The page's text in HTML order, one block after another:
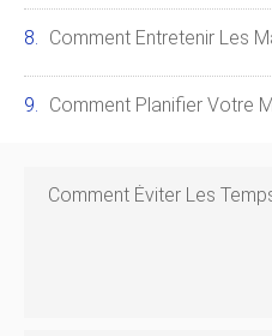
Comment Entretenir Les
Comment Planifier Votre
Comment Éviter Les